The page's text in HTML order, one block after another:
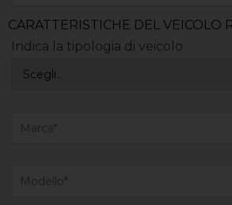
CARATTERISTICHE DEL VEICOLO
Indica la tipologia di veicolo